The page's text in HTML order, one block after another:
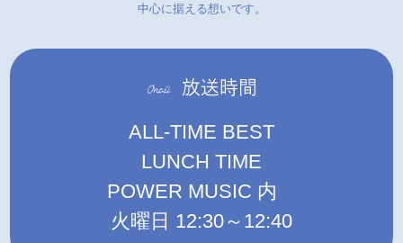
中心に据える想いです。
ALL-TIME BEST
LUNCH TIME
POWER MUSIC 内
火曜日 12:30～12:40